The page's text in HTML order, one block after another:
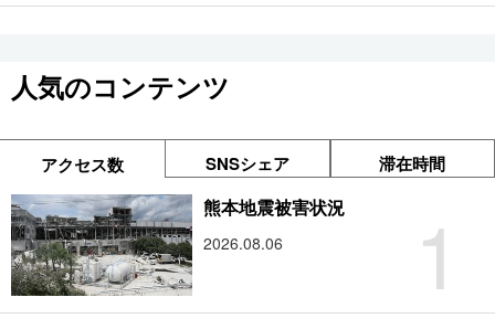
人気のコンテンツ
アクセス数 SNSシェア 滞在時間
1
熊本地震被害状況
2026.08.06